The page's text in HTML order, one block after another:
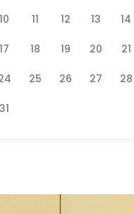
10 11 12 13 14
17 18 19 20 21
25 26 27 28
31